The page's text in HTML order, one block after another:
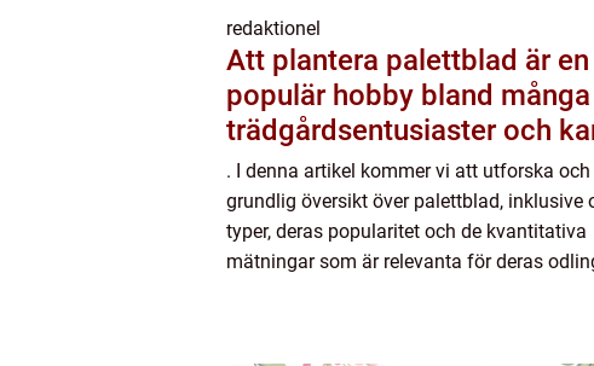
redaktionel
Att plantera palettblad är en
populär hobby bland många
trädgårdsentusiaster och
bidra till att skapa en vacker
och färgglad utomhusmiljö
. I denna artikel kommer vi att utforska och
grundlig översikt över palettblad, inklusive
typer, deras popularitet och de kvantitativa
mätningar som är relevanta för deras